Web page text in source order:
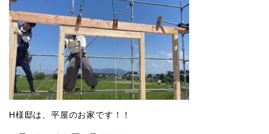
H様邸は、平屋のお家です！！